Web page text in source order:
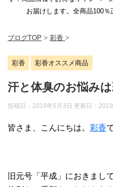
お届けします。全商品100％
ブログTOP > 彩香 >
彩香 彩香オススメ商品
汗と体臭のお悩み
投稿日：2019年5月3日 更新日：
皆さま、こんにちは。 彩香
旧元号「平成」におきまして